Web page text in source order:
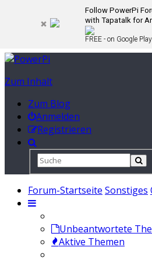
Follow PowerPi
with Tapatalk for
FREE - on Google Play
Zum Inhalt
Zum Blog
Anmelden
Registrieren
Forum-Startseite Sonstiges
Unbeantwortete
Aktive Themen